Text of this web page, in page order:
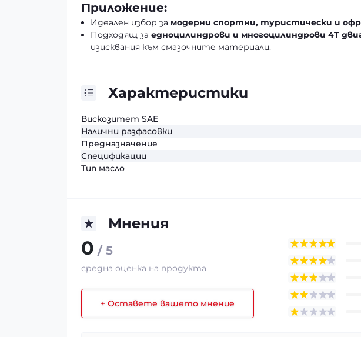
Приложение:
Идеален избор за модерни спортни, туристически и
Подходящ за едноцилиндрови и многоцилиндрови 4T
изисквания към смазочните материали.
Характеристики
Вискозитет SAE
Налични разфасовки
Предназначение
Спецификации
Тип масло
Мнения
0 / 5
средна оценка на продукта
+ Оставете вашето мнение